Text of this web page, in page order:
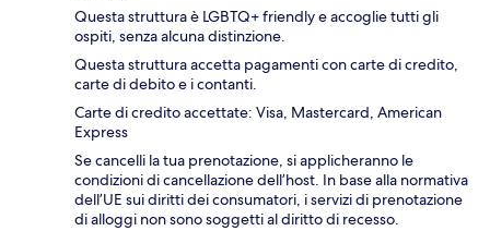
Questa struttura è LGBTQ+ friendly e accoglie tutti gli
ospiti, senza alcuna distinzione.
Questa struttura accetta pagamenti con carte di credito,
carte di debito e i contanti.
Carte di credito accettate: Visa, Mastercard, American
Express
Se cancelli la tua prenotazione, si applicheranno le
condizioni di cancellazione dell’host. In base alla normativa
dell’UE sui diritti dei consumatori, i servizi di prenotazione
di alloggi non sono soggetti al diritto di recesso.